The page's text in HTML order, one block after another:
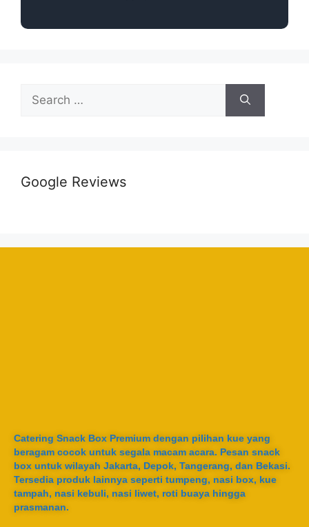
Google Reviews
Catering Snack Box Premium dengan pilihan kue yang
beragam cocok untuk segala macam acara. Pesan snack
box untuk wilayah Jakarta, Depok, Tangerang, dan Bekasi.
Tersedia produk lainnya seperti tumpeng, nasi box, kue
tampah, nasi kebuli, nasi liwet, roti buaya hingga
prasmanan.